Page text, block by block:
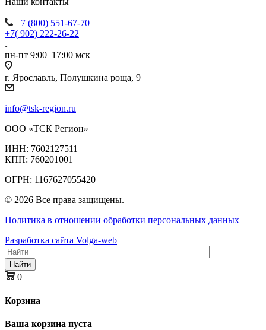
+7 (800) 551-67-70
+7( 902) 222-26-22
пн-пт 9:00–17:00 мск
г. Ярославль, Полушкина роща, 9
info@tsk-region.ru
ООО «ТСК Регион»
ИНН: 7602127511
КПП: 760201001
ОГРН: 1167627055420
© 2026 Все права защищены.
Политика в отношении обработки персональных данных
Разработка сайта Volga-web
Найти
0
Корзина
Ваша корзина пуста